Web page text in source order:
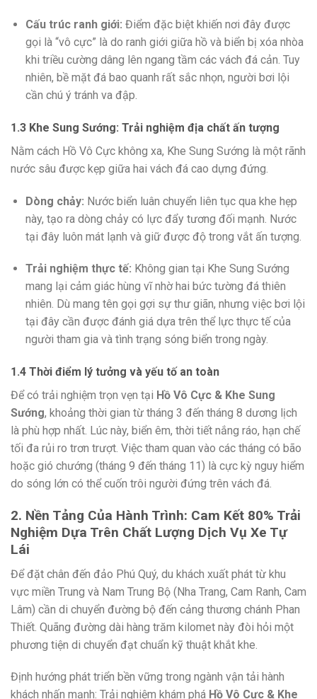
Cấu trúc ranh giới: Điểm đặc biệt khiến nơi đây được
gọi là “vô cực” là do ranh giới giữa hồ và biển bị xóa nhòa
khi triều cường dâng lên ngang tầm các vách đá cản. Tuy
nhiên, bề mặt đá bao quanh rất sắc nhọn, người bơi lội
cần chú ý tránh va đập.
1.3 Khe Sung Sướng: Trải nghiệm địa chất ấn tượng
Nằm cách Hồ Vô Cực không xa, Khe Sung Sướng là một rãnh
nước sâu được kẹp giữa hai vách đá cao dựng đứng.
Dòng chảy: Nước biển luân chuyển liên tục qua khe hẹp
này, tạo ra dòng chảy có lực đẩy tương đối mạnh. Nước
tại đây luôn mát lạnh và giữ được độ trong vắt ấn tượng.
Trải nghiệm thực tế: Không gian tại Khe Sung Sướng
mang lại cảm giác hùng vĩ nhờ hai bức tường đá thiên
nhiên. Dù mang tên gọi gợi sự thư giãn, nhưng việc bơi lội
tại đây cần được đánh giá dựa trên thể lực thực tế của
người tham gia và tình trạng sóng biển trong ngày.
1.4 Thời điểm lý tưởng và yếu tố an toàn
Để có trải nghiệm trọn vẹn tại Hồ Vô Cực & Khe Sung
Sướng, khoảng thời gian từ tháng 3 đến tháng 8 dương lịch
là phù hợp nhất. Lúc này, biển êm, thời tiết nắng ráo, hạn chế
tối đa rủi ro trơn trượt. Việc tham quan vào các tháng có bão
hoặc gió chướng (tháng 9 đến tháng 11) là cực kỳ nguy hiểm
do sóng lớn có thể cuốn trôi người đứng trên vách đá.
2. Nền Tảng Của Hành Trình: Cam Kết 80% Trải
Nghiệm Dựa Trên Chất Lượng Dịch Vụ Xe Tự
Lái
Để đặt chân đến đảo Phú Quý, du khách xuất phát từ khu
vực miền Trung và Nam Trung Bộ (Nha Trang, Cam Ranh, Cam
Lâm) cần di chuyển đường bộ đến cảng thương chánh Phan
Thiết. Quãng đường dài hàng trăm kilomet này đòi hỏi một
phương tiện di chuyển đạt chuẩn kỹ thuật khắt khe.
Định hướng phát triển bền vững trong ngành vận tải hành
khách nhấn mạnh: Trải nghiệm khám phá Hồ Vô Cực & Khe